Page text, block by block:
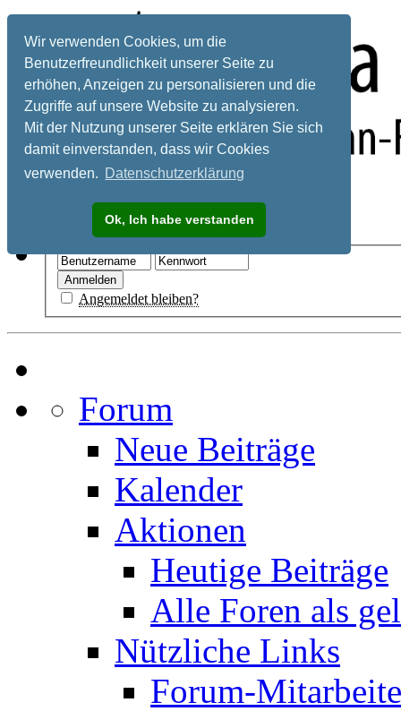
Wir verwenden Cookies, um die
Benutzerfreundlichkeit unserer Seite zu
erhöhen, Anzeigen zu personalisieren und die
Zugriffe auf unsere Website zu analysieren.
Mit der Nutzung unserer Seite erklären Sie sich
damit einverstanden, dass wir Cookies
verwenden. Datenschutzerklärung
Ok, Ich habe verstanden
Registrieren
Angemeldet bleiben?
Forum
Neue Beiträge
Kalender
Aktionen
Heutige Beiträge
Alle Foren als
Nützliche Links
Forum-